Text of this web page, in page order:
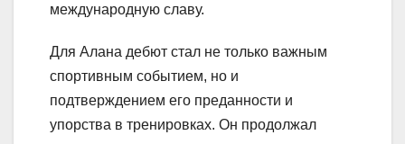
международную славу.
Для Алана дебют стал не только важным
спортивным событием, но и
подтверждением его преданности и
упорства в тренировках. Он продолжал